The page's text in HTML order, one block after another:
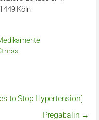
Köln
to Stop Hypertension)
Pregabalin →